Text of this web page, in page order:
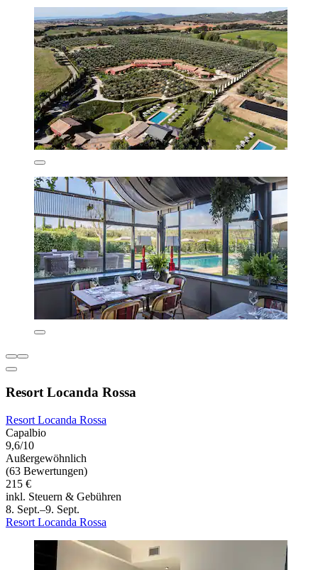
Resort Locanda Rossa
Resort Locanda Rossa
Capalbio
9,6/10
Außergewöhnlich
(63 Bewertungen)
215 €
inkl. Steuern & Gebühren
8. Sept.–9. Sept.
Resort Locanda Rossa